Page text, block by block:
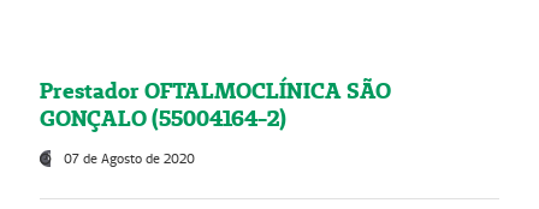
Prestador OFTALMOCLÍNICA SÃO
GONÇALO (55004164-2)
07 de Agosto de 2020